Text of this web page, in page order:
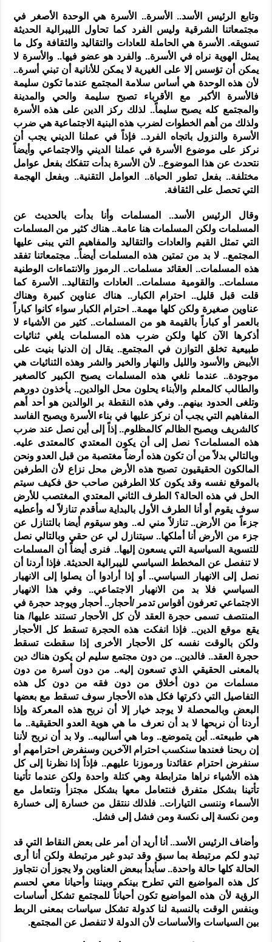
وتابع الرئيس الأسد.. الأسرة.. الأسرة هي الوحدة الأصغر في
مجتمعاتنا الشرقية وليس الفرد كما تحاول الليبرالية الحديثة
تسويقه. الأسرة هي الحاملة للعادات والتقاليد والثقافة وكل ما
يمثل الهوية نراه في الأسرة.. والفرد هو عضو فيها.. والأسرة لا
يمكن أن تؤسس إلا على الغيرية لا يمكن للأنانية أن تبني أسرة..
لأن هذه الوحدة هي أساس سلامة المجتمع عندما تكون سليمة
فالأسرة الأكبر مع الأقرباء تصبح سليمة والحي والمدينة
والمجتمع كله يصبح سليماً.. لذلك ركز الدين على هذه الأسرة
ولذلك من أهم الخطوات لضرب هذه البنية الاجتماعية هي ضرب
الأسرة والنزول باتجاه الفرد.. فإذاً في عملنا الديني يجب أن
نركز على موضوع الأسرة في عملنا الديني والاجتماعي وأيضاً
نتحدث عن هذا الموضوع.. لأن الأسرة بدأت تتفكك بفعل عوامل
مختلفة.. بفعل تطور الحياة.. العوامل التقنية.. وبفعل الهجمة
التي تحصل على الثقافة.
وقال الرئيس الأسد.. المسلمات وأنا بدأت بالحديث عن
المسلمات ولكن المسلمات هنا عامة.. هناك كثير من المسلمات
التي تمثل القيم والعادات والتقاليد والمفاهيم التي يبنى عليها
المجتمع.. لا بد من تمتين هذه المسلمات أيضاً.. مجتمعاتنا تفقد
هذه المسلمات.. العقائد مسلمات.. الرموز والانتماءات الوطنية
مسلمات.. والقومية مسلمات.. العادات والتقاليد.. الأسرة كما
قلت قبل قليل.. احترام الكبار.. هناك عناوين كبيرة وهناك
عناوين صغيرة ولكن كلها مهمة.. احترام الكبار سواء كانوا كباراً
بالعمر أو كباراً بالقيمة هو من المسلمات.. كثير من الأشياء لا
أذكرها الآن كلها ولكن ضرب هذه المسلمات يلغي ثنائيات
طبيعية تخلق التوازن في المجتمع.. يقال إن الدنيا بنيت على
الأبيض والأسود والليل والنهار والخير والشر وهذه الثنائيات هي
موجودة.. عندما نلغي هذه المسلمات يصبح الكبير كالصغير
والطالب كالمعلم والأبناء يحلون محل الوالدين.. يأخذون دورهم
وتلغى الحدود بينهم.. وفي هذه النقطة بر الوالدين هو أحد أهم
المفاهيم التي يجب أن نركز عليها في بناء الأسرة ويصبح الفاسد
كالشريف ويصبح الظالم كالمظلوم.. إذاً إلى أين نصل عند ضرب
هذه المسلمات؟ نصل إلى أن يكون المعتدي كالمعتدى عليه.
وبالتالي بدلاً من أن تكون هذه أرضاً مغتصبة من قبل العدو ونحن
المالكون الحقيقيون تصبح هذه الأرض محل نزاع لأن الطرفين
بالموقع نفسه وقد يكون كلا الطرفين صاحب حق فكيف سيتم
الحل في هذه الحالة؟ الطرف الثاني المعتدي المغتصب للأرض
سوف يقوم أو أنا الطرف الأول بالبداية سأقدم تنازلاً له وأعطيه
جزءاً من الأرض.. تنازلاً مني له.. وهو سيقوم أيضا بالتنازل عن
جزء من الأرض أنا أملكها.. سيتنازل لي عن حقي وبالتالي نصل
للتسوية السياسية التي يسعون إليها.. فنرى أيضاً أن المسلمات
لا تنفصل عن المخطط السياسي لليبرالية الحديثة. فإذا أردنا أن
نصل إلى الانهيار السياسي.. أو إذا أرادوا أن يصلوا إلى الانهيار
السياسي فلا بد من الانهيار الاجتماعي.. وفي هذا الانهيار
الاجتماعي تعرفون أقواس تدمر /أحجار.. أحجار ويوجد حجرة في
المنتصف تسمى حجرة العقد لأن كل الأحجار تستند عليها/ هنا
يقع موقع الدين.. فإذا انفكت هذه الحجرة تسقط كل الأحجار
ولكن بالوقت نفسه كل الأحجار الأخرى إذا سقطت تسقط
حجرة العقد.. فالدين.. من دون مجتمع سليم لن يكون هناك دين
بالمعنى الحقيقي الذي تسعون إليه.. من دون أسرة من دون
مسلمات من دون أخلاق من دون فقه من دون كل هذه
التفاصيل التي ذكرتها فكل هذه الأحجار سوف تسقط مع بعضها
البعض وبالمحصلة لا يوجد خيار إلا أن نربح هذه المعركة وإذا
أردنا أن نربحها لا بد أن نعرف ما هي هوية العدو الحقيقية.. ما
هي طبيعته.. أين يتموضع.. وما هي أساليبه.. ولا بد أن نربح لأننا
إن ربحنا فعندها سنكسب احترام الآخرين وسنفرض احترامهم أو
سنفرض احترام عقائدنا ورموزنا عليهم.. فإذاً إذا نظرنا إلى كل
هذه الأشياء نراها مترابطة وهي كتلة واحدة ولكن عندما تأتينا
تأتينا بشكل متفرق فنتعامل معها بشكل مجتزأ ونتعامل مع
الأسماء وننسى التيارات.. فلذلك ننتقل من خسارة إلى خسارة
ومن نكسة إلى نكسة ومن فشل إلى فشل.
وأضاف الرئيس الأسد.. أنا أريد أن أمر على بعض النقاط التي قد
تبدو لكم مرتبطة بما سبق وقد تبدو غير مرتبطة ولكن أنا أرى
الحالة كلها حالة واحدة.. سأبدأ ببعض العناوين ولا يجوز أن نتجاوز
كل هذه المواضيع التي تطرح بينكم وبيننا وأحيانا معي لحسم
الرؤية لأن هذه المواضيع تكون أحياناً للمجتمع تشكل أساسات
وبنفس الوقت بالنسبة لنا كدولة تشكل سياسات بمعنى الربط
بين السياسات والأساسات لأن الدولة لا تنفصل عن المجتمع.